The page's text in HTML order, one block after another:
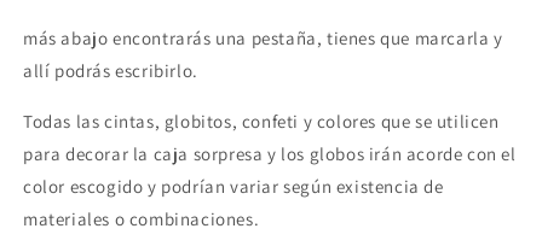
más abajo encontrarás una pestaña, tienes que marcarla y
allí podrás escribirlo.
Todas las cintas, globitos, confeti y colores que se utilicen
para decorar la caja sorpresa y los globos irán acorde con el
color escogido y podrían variar según existencia de
materiales o combinaciones.